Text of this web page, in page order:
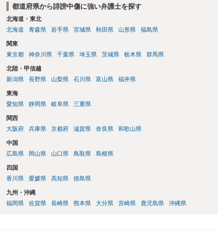
都道府県から誹謗中傷に強い弁護士を探す
北海道・東北
北海道
青森県 岩手県 宮城県 秋田県 山形県 福島県
関東
東京都
神奈川県 千葉県 埼玉県 茨城県 栃木県 群馬県
北陸・甲信越
新潟県
長野県 山梨県 石川県 富山県 福井県
東海
愛知県
静岡県 岐阜県 三重県
関西
大阪府
兵庫県 京都府 滋賀県 奈良県 和歌山県
中国
広島県
岡山県 山口県 鳥取県 島根県
四国
香川県
愛媛県 高知県 徳島県
九州・沖縄
福岡県
佐賀県 長崎県 熊本県 大分県 宮崎県 鹿児島県 沖縄県